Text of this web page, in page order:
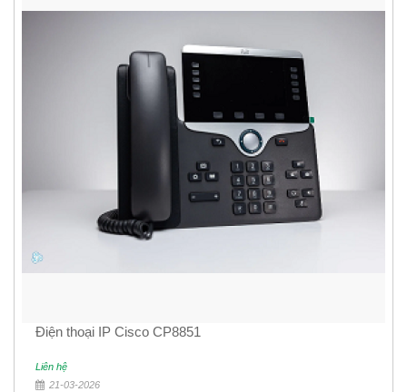
Điện thoại IP Cisco CP8851
Liên hệ
21-03-2026